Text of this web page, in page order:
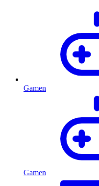
Gamen
Gamen